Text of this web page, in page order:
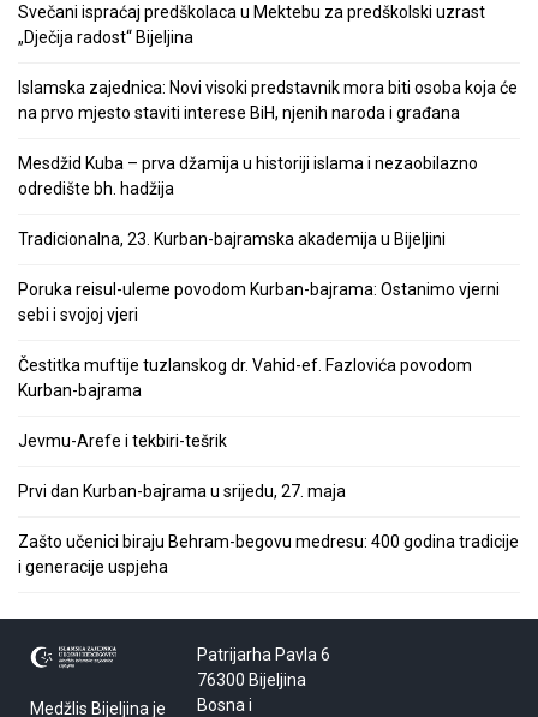
Svečani ispraćaj predškolaca u Mektebu za predškolski uzrast
„Dječija radost“ Bijeljina
Islamska zajednica: Novi visoki predstavnik mora biti osoba koja će
na prvo mjesto staviti interese BiH, njenih naroda i građana
Mesdžid Kuba – prva džamija u historiji islama i nezaobilazno
odredište bh. hadžija
Tradicionalna, 23. Kurban-bajramska akademija u Bijeljini
Poruka reisul-uleme povodom Kurban-bajrama: Ostanimo vjerni
sebi i svojoj vjeri
Čestitka muftije tuzlanskog dr. Vahid-ef. Fazlovića povodom
Kurban-bajrama
Jevmu-Arefe i tekbiri-tešrik
Prvi dan Kurban-bajrama u srijedu, 27. maja
Zašto učenici biraju Behram-begovu medresu: 400 godina tradicije
i generacije uspjeha
Medžlis Bijeljina je
Patrijarha Pavla 6
76300 Bijeljina
Bosna i